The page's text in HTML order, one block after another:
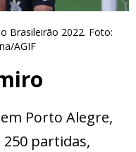
Brasileirão 2022. Foto:
AGIF
Porto Alegre,
partidas,